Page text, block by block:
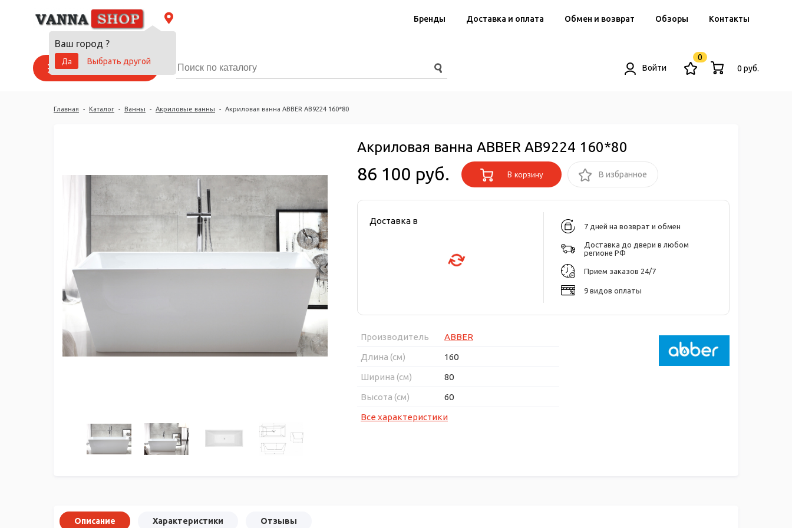
Ваш город ?
Да
Выбрать другой
Бренды Доставка и оплата Обмен и возврат Обзоры Контакты
Каталог товаров Войти
0
0 руб.
Главная - Каталог - Ванны - Акриловые ванны - Акриловая ванна ABBER AB9224 160*80
Акриловая ванна ABBER AB9224 160*80
86 100 руб. В корзину В избранное
Доставка в
7 дней на возврат и обмен
Доставка до двери в любом
регионе РФ
Прием заказов 24/7
9 видов оплаты
Производитель
ABBER
Длина (см)
160
Ширина (см)
80
Высота (см)
60
Все характеристики
Описание Характеристики Отзывы